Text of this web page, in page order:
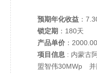
预期年化收益 ：
锁定期 ：180天
产品单价 ：
项目信息 : 内蒙古
盟智伟30MWp 并